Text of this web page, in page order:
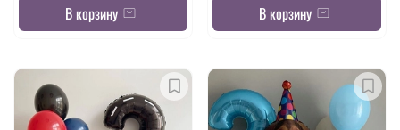
В корзину В корзину